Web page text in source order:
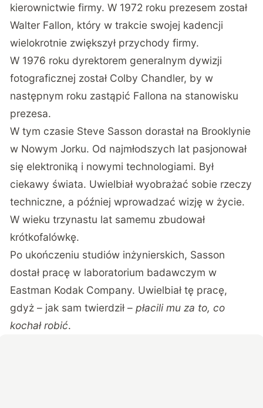
kierownictwie firmy. W 1972 roku prezesem został
Walter Fallon, który w trakcie swojej kadencji
wielokrotnie zwiększył przychody firmy.
W 1976 roku dyrektorem generalnym dywizji
fotograficznej został Colby Chandler, by w
następnym roku zastąpić Fallona na stanowisku
prezesa.
W tym czasie Steve Sasson dorastał na Brooklynie
w Nowym Jorku. Od najmłodszych lat pasjonował
się elektroniką i nowymi technologiami. Był
ciekawy świata. Uwielbiał wyobrażać sobie rzeczy
techniczne, a później wprowadzać wizję w życie.
W wieku trzynastu lat samemu zbudował
krótkofalówkę.
Po ukończeniu studiów inżynierskich, Sasson
dostał pracę w laboratorium badawczym w
Eastman Kodak Company. Uwielbiał tę pracę,
gdyż – jak sam twierdził –płacili mu za to, co
kochał robić.